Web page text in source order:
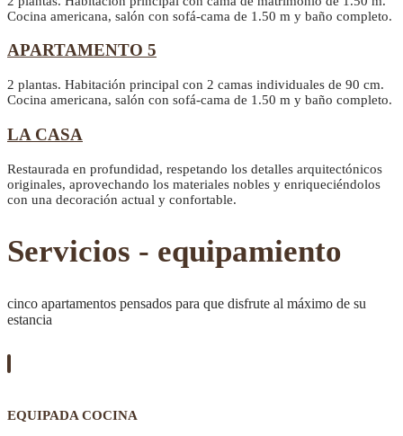
Cocina americana, salón con sofá-cama de 1.50 m y baño completo.
APARTAMENTO 5
2 plantas. Habitación principal con 2 camas individuales de 90 cm.
Cocina americana, salón con sofá-cama de 1.50 m y baño completo.
LA CASA
Restaurada en profundidad, respetando los detalles arquitectónicos
originales, aprovechando los materiales nobles y enriqueciéndolos
con una decoración actual y confortable.
Servicios - equipamiento
cinco apartamentos pensados para que disfrute al máximo de su
estancia
EQUIPADA COCINA